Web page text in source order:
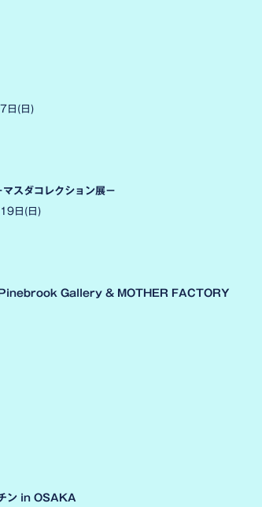
日(日)
スダコレクション展－
日(日)
Pinebrook Gallery & MOTHER FACTORY
チン in OSAKA